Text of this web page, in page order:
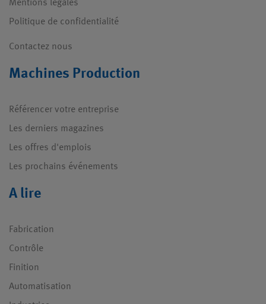
Mentions légales
Politique de confidentialité
Contactez nous
Machines Production
Référencer votre entreprise
Les derniers magazines
Les offres d'emplois
Les prochains événements
A lire
Fabrication
Contrôle
Finition
Automatisation